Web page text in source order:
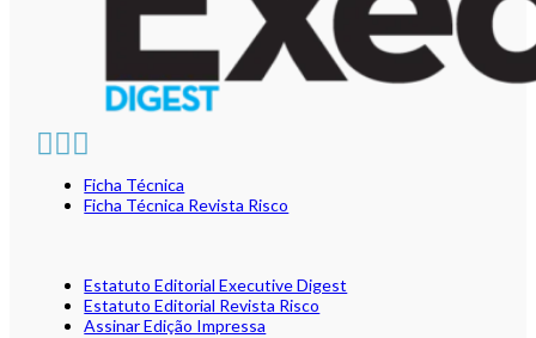
Ficha Técnica
Ficha Técnica Revista Risco
Estatuto Editorial Executive Digest
Estatuto Editorial Revista Risco
Assinar Edição Impressa